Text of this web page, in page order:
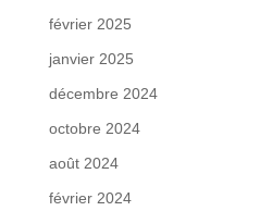
février 2025
janvier 2025
décembre 2024
octobre 2024
août 2024
février 2024